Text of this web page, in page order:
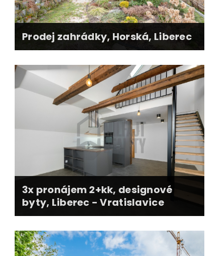
Prodej zahrádky, Horská, Liberec
profesionální fotografie, prezentace pozemku
online + offline reklamní strategie
realizace během 20 dní
právní servis, předání nemovitosti
3x pronájem 2+kk, designové
byty, Liberec - Vratislavice